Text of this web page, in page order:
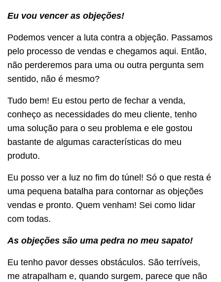
Eu vou vencer as objeções!
Podemos vencer a luta contra a objeção. Passamos
pelo processo de vendas e chegamos aqui. Então,
não perderemos para uma ou outra pergunta sem
sentido, não é mesmo?
Tudo bem! Eu estou perto de fechar a venda,
conheço as necessidades do meu cliente, tenho
uma solução para o seu problema e ele gostou
bastante de algumas características do meu
produto.
Eu posso ver a luz no fim do túnel! Só o que resta é
uma pequena batalha para contornar as objeções
vendas e pronto. Quem venham! Sei como lidar
com todas.
As objeções são uma pedra no meu sapato!
Eu tenho pavor desses obstáculos. São terríveis,
me atrapalham e, quando surgem, parece que não